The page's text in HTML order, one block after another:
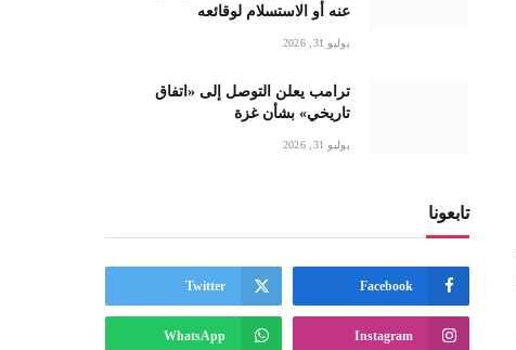
عنه أو الاستسلام لوقائعه
يوليو 31, 2026
ترامب يعلن التوصل إلى «اتفاق
تاريخي» بشأن غزة
يوليو 31, 2026
تابعونا
Facebook
Twitter
Instagram
WhatsApp